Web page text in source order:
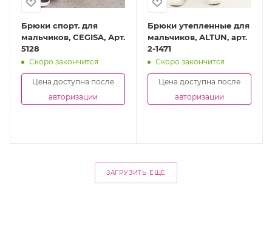
Брюки спорт. для
мальчиков, CEGISA, Арт.
5128
Скоро закончится
Цена доступна после
авторизации
Брюки утепленные для
мальчиков, ALTUN, арт.
2-1471
Скоро закончится
Цена доступна после
авторизации
ЗАГРУЗИТЬ ЕЩЕ